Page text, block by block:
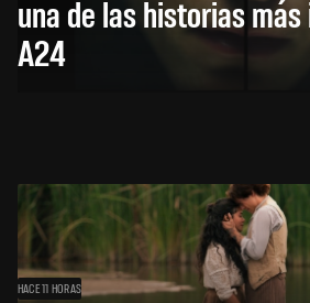
una de las historias
A24
HACE 11 HORAS